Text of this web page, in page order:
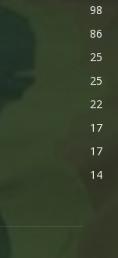
98
86
25
25
22
17
17
14